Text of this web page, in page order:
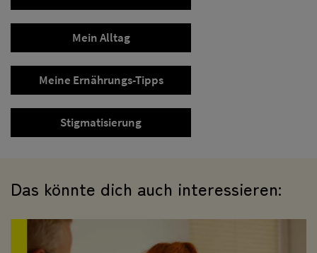
Mein Alltag
Meine Ernährungs-Tipps
Stigmatisierung
Das könnte dich auch interessieren: